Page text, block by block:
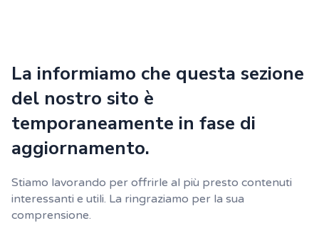
La informiamo che questa sezione
del nostro sito è
temporaneamente in fase di
aggiornamento.
Stiamo lavorando per offrirle al più presto contenuti
interessanti e utili. La ringraziamo per la sua
comprensione.